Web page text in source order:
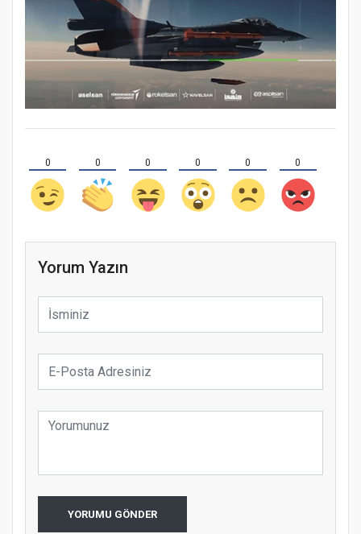
0 0 0 0 0 0
Yorum Yazın
YORUMU GÖNDER